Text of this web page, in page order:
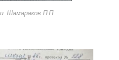
Шамараков П.П.